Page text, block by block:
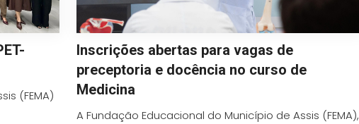
(FEMA)
Inscrições abertas para vagas de
preceptoria e docência no curso de
Medicina
A Fundação Educacional do Município de Assis (FEMA),